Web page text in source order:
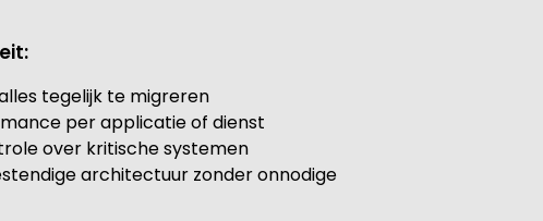
tegelijk te migreren
per applicatie of dienst
over kritische systemen
architectuur zonder onnodige